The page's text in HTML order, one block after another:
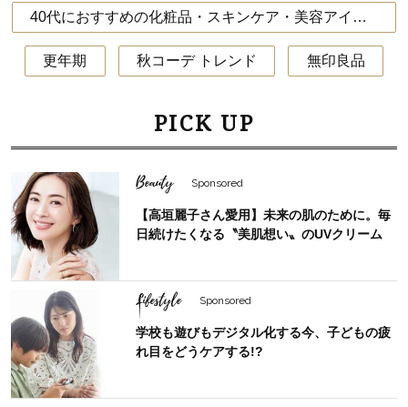
40代におすすめの化粧品・スキンケア・美容アイテム
更年期 秋コーデ トレンド 無印良品
PICK UP
Beauty Sponsored
【高垣麗子さん愛用】未来の肌のために。毎
日続けたくなる〝美肌想い〟のUVクリーム
Lifestyle Sponsored
学校も遊びもデジタル化する今、子どもの疲
れ目をどうケアする!?